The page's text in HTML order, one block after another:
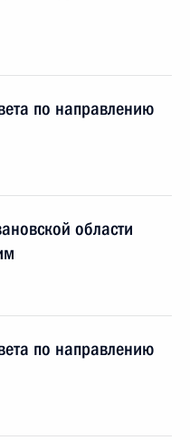
по направлению
области
по направлению